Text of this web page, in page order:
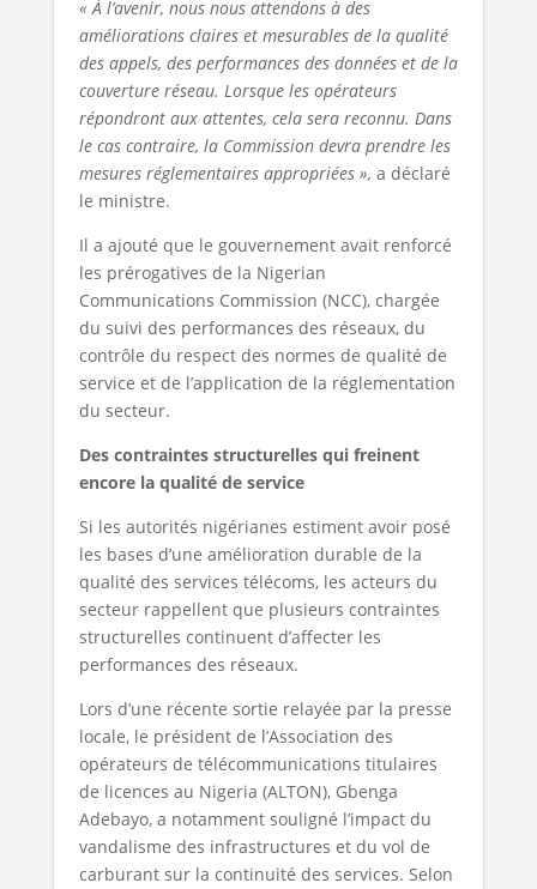
« À l’avenir, nous nous attendons à des
améliorations claires et mesurables de la qualité
des appels, des performances des données et de la
couverture réseau. Lorsque les opérateurs
répondront aux attentes, cela sera reconnu. Dans
le cas contraire, la Commission devra prendre les
mesures réglementaires appropriées », a déclaré
le ministre.
Il a ajouté que le gouvernement avait renforcé
les prérogatives de la Nigerian
Communications Commission (NCC), chargée
du suivi des performances des réseaux, du
contrôle du respect des normes de qualité de
service et de l’application de la réglementation
du secteur.
Des contraintes structurelles qui freinent
encore la qualité de service
Si les autorités nigérianes estiment avoir posé
les bases d’une amélioration durable de la
qualité des services télécoms, les acteurs du
secteur rappellent que plusieurs contraintes
structurelles continuent d’affecter les
performances des réseaux.
Lors d’une récente sortie relayée par la presse
locale, le président de l’Association des
opérateurs de télécommunications titulaires
de licences au Nigeria (ALTON), Gbenga
Adebayo, a notamment souligné l’impact du
vandalisme des infrastructures et du vol de
carburant sur la continuité des services. Selon